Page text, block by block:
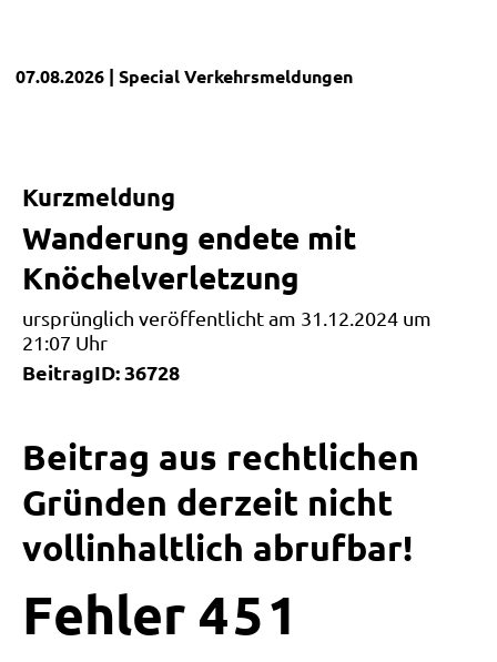
07.08.2026 | SpecialVerkehrsmeldungen
Kurzmeldung
Wanderung endete mit
Knöchelverletzung
ursprünglich veröffentlicht am 31.12.2024 um
21:07 Uhr
BeitragID: 36728
Beitrag aus rechtlichen
Gründen derzeit nicht
vollinhaltlich abrufbar!
Fehler 4 5 1